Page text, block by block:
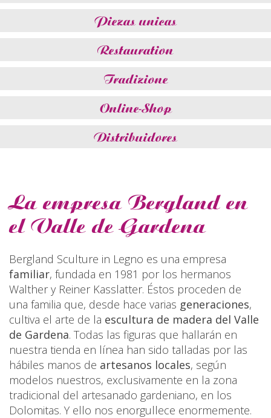
Piezas unicas
Restauration
Tradizione
Online-Shop
Distribuidores
La empresa Bergland en
el Valle de Gardena
Bergland Sculture in Legno es una empresa
familiar, fundada en 1981 por los hermanos
Walther y Reiner Kasslatter. Éstos proceden de
una familia que, desde hace varias generaciones,
cultiva el arte de la escultura de madera del Valle
de Gardena. Todas las figuras que hallarán en
nuestra tienda en línea han sido talladas por las
hábiles manos de artesanos locales, según
modelos nuestros, exclusivamente en la zona
tradicional del artesanado gardeniano, en los
Dolomitas. Y ello nos enorgullece enormemente.